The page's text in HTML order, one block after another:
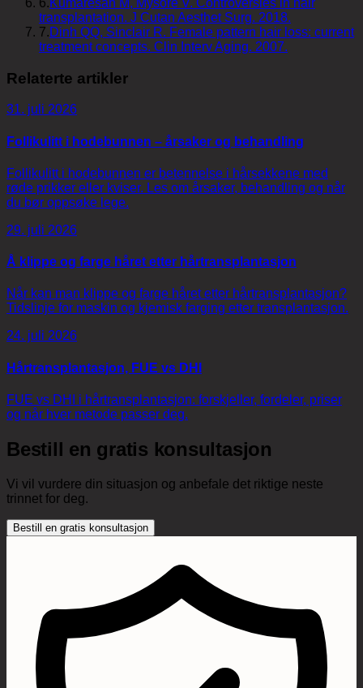
6.Kumaresan M, Mysore V. Controversies in hair
transplantation. J Cutan Aesthet Surg. 2018.
7.Dinh QQ, Sinclair R. Female pattern hair loss: current
treatment concepts. Clin Interv Aging. 2007.
Relaterte artikler
31. juli 2026
Follikulitt i hodebunnen – årsaker og behandling
Follikulitt i hodebunnen er betennelse i hårsekkene med
røde prikker eller kviser. Les om årsaker, behandling og når
du bør oppsøke lege.
29. juli 2026
Å klippe og farge håret etter hårtransplantasjon
Når kan man klippe og farge håret etter hårtransplantasjon?
Tidslinje for maskin og kjemisk farging etter transplantasjon.
24. juli 2026
Hårtransplantasjon, FUE vs DHI
FUE vs DHI i hårtransplantasjon: forskjeller, fordeler, priser
og når hver metode passer deg.
Bestill en gratis konsultasjon
Vi vil vurdere din situasjon og anbefale det riktige neste
trinnet for deg.
Bestill en gratis konsultasjon